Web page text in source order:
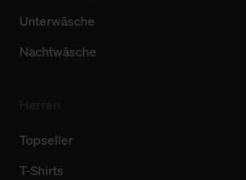
Unterwäsche
Nachtwäsche
Topseller
T-Shirts